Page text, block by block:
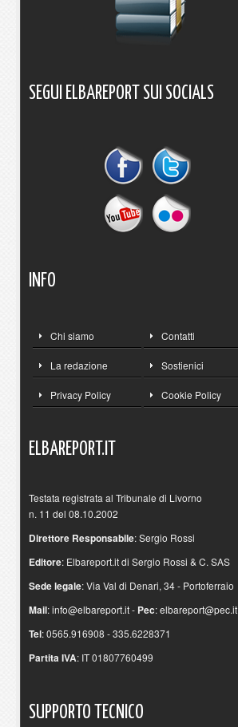
SEGUI ELBAREPORT SUI SOCIALS
INFO
Chi siamo Contatti
La redazione Sostienici
Privacy Policy Cookie Policy
ELBAREPORT.IT
Testata registrata al Tribunale di Livorno
n. 11 del 08.10.2002
Direttore Responsabile: Sergio Rossi
Editore: Elbareport.it di Sergio Rossi & C. SAS
Sede legale: Via Val di Denari, 34 - Portoferraio
Mail:info@elbareport.it- Pec:elbareport@pec.it
Tel: 0565.916908 - 335.6228371
Partita IVA: IT 01807760499
SUPPORTO TECNICO